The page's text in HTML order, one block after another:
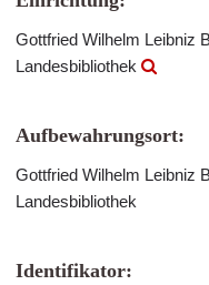
Gottfried Wilhelm Leibniz
Landesbibliothek
Aufbewahrungsort:
Gottfried Wilhelm Leibniz
Landesbibliothek
Identifikator: